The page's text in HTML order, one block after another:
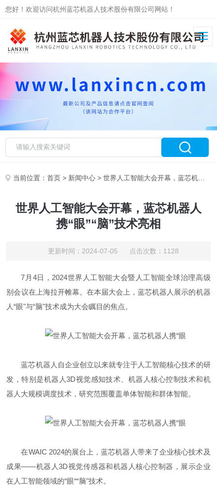
您好！欢迎访问杭州蓝芯机器人技术股份有限公司网站！
当前位置：首页 > 新闻中心 > 世界人工智能大会开幕，蓝芯机器人携“眼”“脑”技术亮相
世界人工智能大会开幕，蓝芯机器人
携“眼”“脑”技术亮相
更新时间：2024-07-05 点击次数：1128
7月4日，2024世界人工智能大会暨人工智能全球治理高级
别会议在上海拉开帷幕。在本届大会上，蓝芯机器人展示的机器
人“眼"与“脑"技术成为大会瞩目的焦点。
蓝芯机器人自企业创立以来就专注于人工智能核心技术的研
发，特别是机器人3D视觉感知技术、机器人核心控制技术和机
器人大规模调度技术，研究范围覆盖单体智能和群体智能。
在WAIC 2024的展台上，蓝芯机器人带来了企业核心技术及
成果——机器人3D视觉传感器和机器人核心控制器，展示企业
在人工智能领域的“眼““脑"技术。